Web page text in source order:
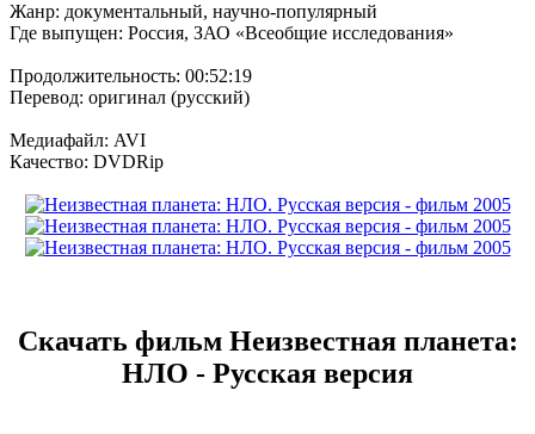
Жанр: документальный, научно-популярный
Где выпущен: Россия, ЗАО «Всеобщие исследования»
Продолжительность: 00:52:19
Перевод: оригинал (русский)
Медиафайл: AVI
Качество: DVDRip
Скачать фильм Неизвестная планета:
НЛО - Русская версия